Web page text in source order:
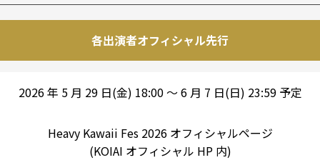
各出演者オフィシャル先⾏
2026 年 5 ⽉ 29 ⽇(⾦) 18:00 〜 6 ⽉ 7 ⽇(⽇) 23:59 予定
Heavy Kawaii Fes 2026 オフィシャルページ
(KOIAI オフィシャル HP 内)